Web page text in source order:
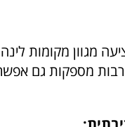
מגוון מקומות
מספקות גם